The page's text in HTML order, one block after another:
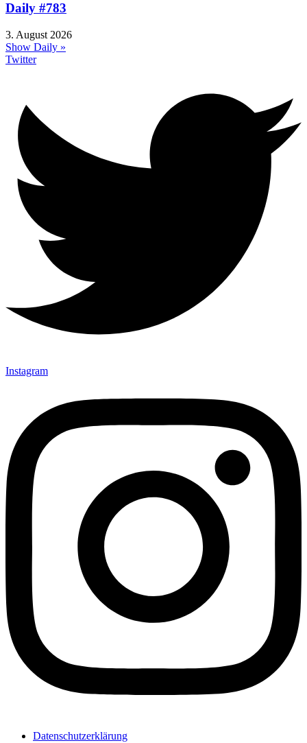
Daily #783
3. August 2026
Show Daily »
Twitter
Instagram
Datenschutzerklärung